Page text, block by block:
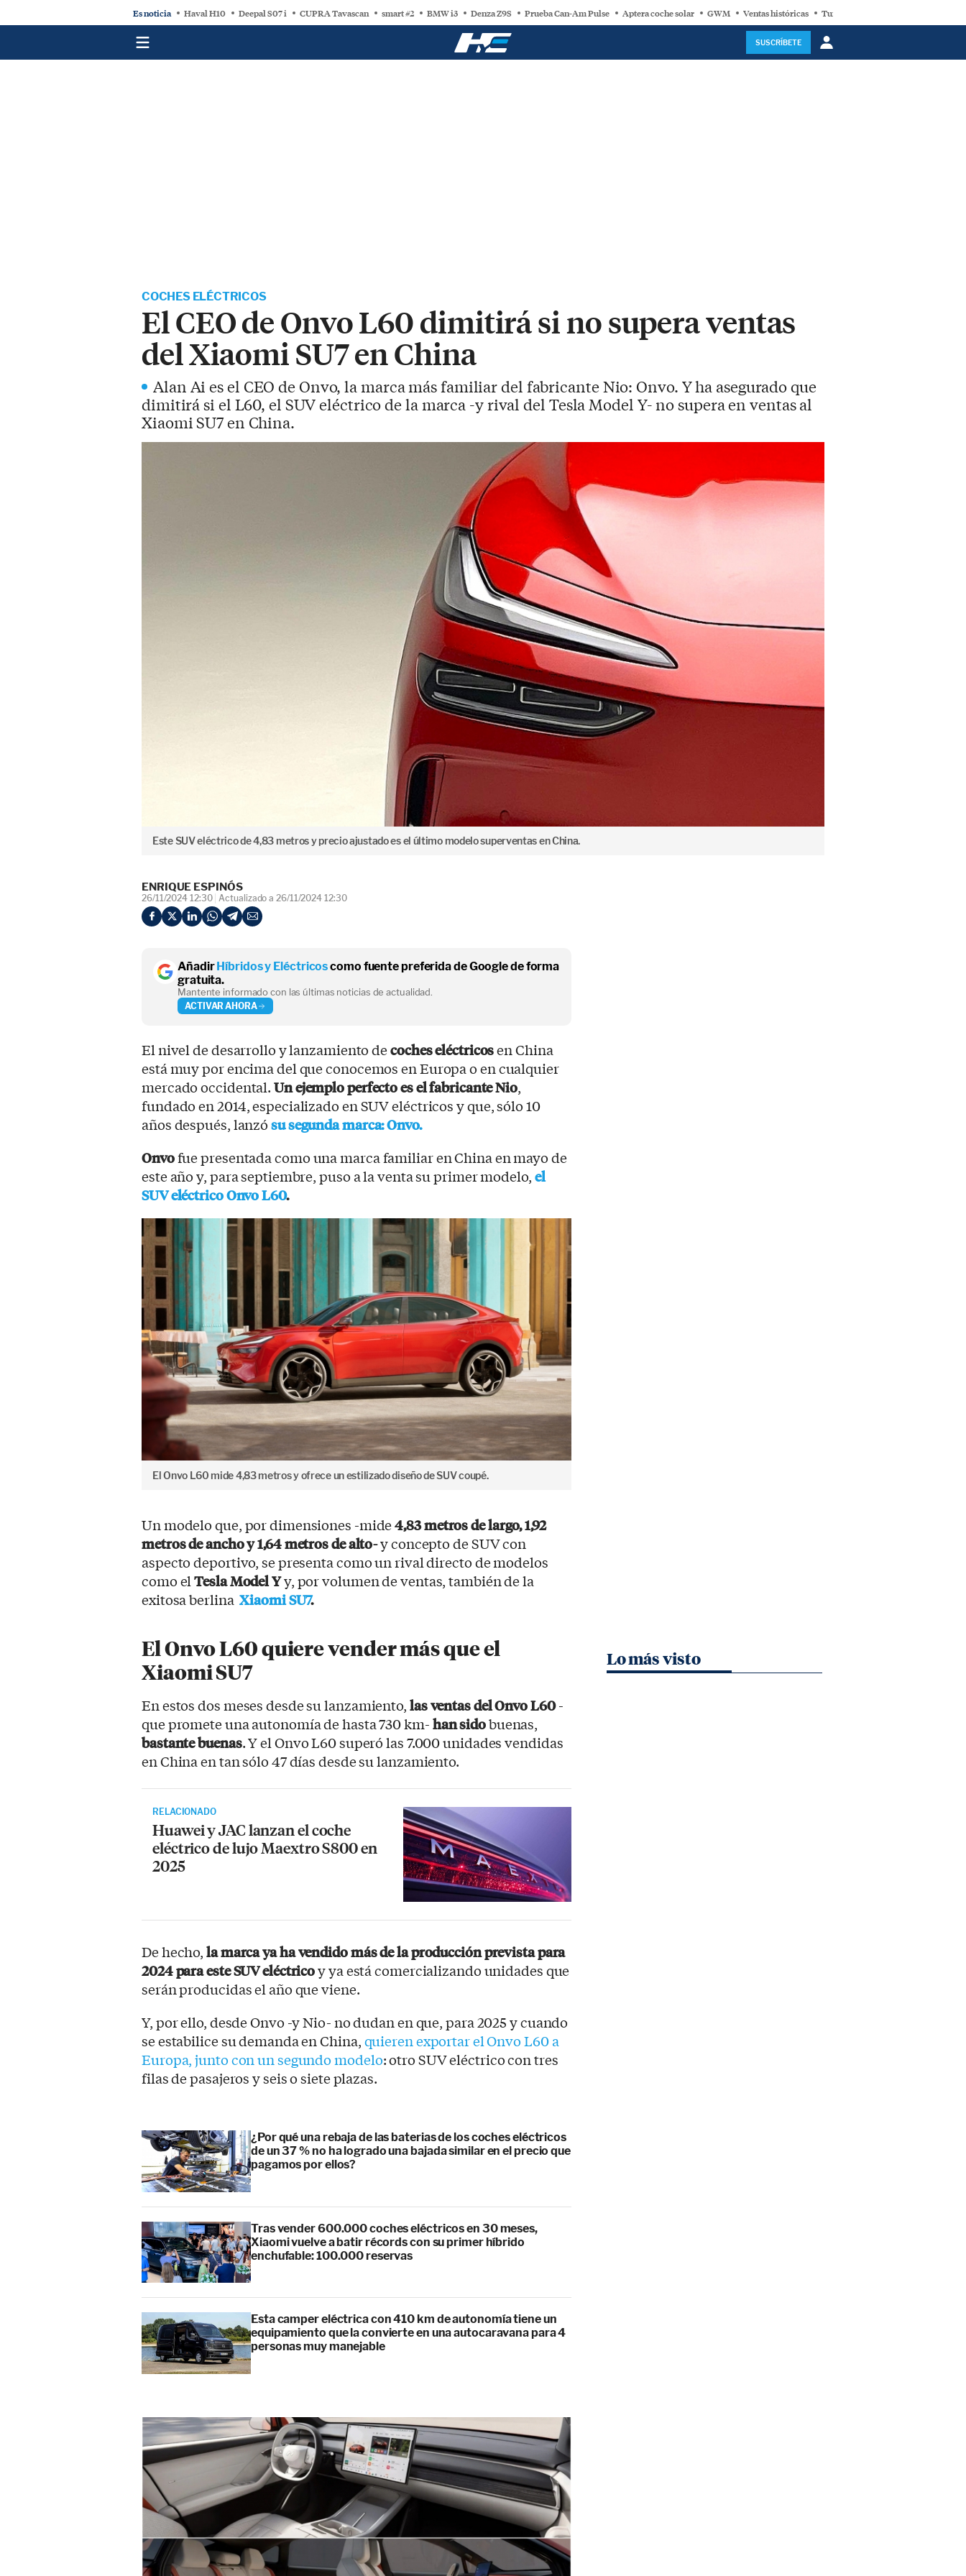
Es noticia Haval H10 Deepal S07 i CUPRA Tavascan smart #2 BMW i3 Denza Z9S Prueba Can-Am Pulse Aptera coche solar GWM Ventas históricas Turbina eólica
SUSCRÍBETE
COCHES ELÉCTRICOS
El CEO de Onvo L60 dimitirá si no supera ventas
del Xiaomi SU7 en China
Alan Ai es el CEO de Onvo, la marca más familiar del fabricante Nio: Onvo. Y ha asegurado que
dimitirá si el L60, el SUV eléctrico de la marca -y rival del Tesla Model Y- no supera en ventas al
Xiaomi SU7 en China.
Este SUV eléctrico de 4,83 metros y precio ajustado es el último modelo superventas en China.
ENRIQUE ESPINÓS
26/11/2024 12:30 Actualizado a 26/11/2024 12:30
Añadir Híbridos y Eléctricoscomo fuente preferida de Google de forma
gratuita.
Mantente informado con las últimas noticias de actualidad.
ACTIVAR AHORA
El nivel de desarrollo y lanzamiento decoches eléctricosen China
está muy por encima del que conocemos en Europa o en cualquier
mercado occidental.Un ejemplo perfecto es el fabricante Nio,
fundado en 2014, especializado en SUV eléctricos y que, sólo 10
años después, lanzósu segunda marca: Onvo.
Onvofue presentada como una marca familiar en China en mayo de
este año y, para septiembre, puso a la venta su primer modelo,el
SUV eléctrico Onvo L60.
El Onvo L60 mide 4,83 metros y ofrece un estilizado diseño de SUV coupé.
Un modelo que, por dimensiones -mide4,83 metros de largo, 1,92
metros de ancho y 1,64 metros de alto-y concepto de SUV con
aspecto deportivo, se presenta como un rival directo de modelos
como elTesla Model Yy, por volumen de ventas, también de la
exitosa berlina Xiaomi SU7.
El Onvo L60 quiere vender más que el
Xiaomi SU7
En estos dos meses desde su lanzamiento,las ventas del Onvo L60-
que promete una autonomía de hasta 730 km-han sidobuenas,
bastante buenas. Y el Onvo L60 superó las 7.000 unidades vendidas
en China en tan sólo 47 días desde su lanzamiento.
RELACIONADO
Huawei y JAC lanzan el coche
eléctrico de lujo Maextro S800 en
2025
De hecho,la marca ya ha vendido más de la producción prevista para
2024 para este SUV eléctricoy ya está comercializando unidades que
serán producidas el año que viene.
Y, por ello, desde Onvo -y Nio- no dudan en que, para 2025 y cuando
se estabilice su demanda en China,quieren exportar el Onvo L60 a
Europa, junto con un segundo modelo: otro SUV eléctrico con tres
filas de pasajeros y seis o siete plazas.
¿Por qué una rebaja de las baterias de los coches eléctricos
de un 37 % no ha logrado una bajada similar en el precio que
pagamos por ellos?
Tras vender 600.000 coches eléctricos en 30 meses,
Xiaomi vuelve a batir récords con su primer híbrido
enchufable: 100.000 reservas
Esta camper eléctrica con 410 km de autonomía tiene un
equipamiento que la convierte en una autocaravana para 4
personas muy manejable
Lo más visto